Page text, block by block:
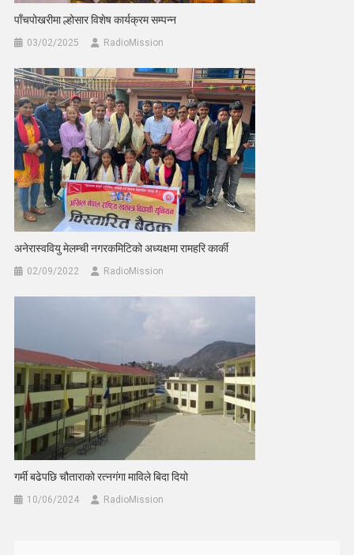
पाँचपोखरीमा ल्होसार विशेष कार्यक्रम सम्पन्न
03/02/2025 RadioMission
अनेरास्ववियु मेलम्ची नगरकमिटिको अध्यक्षमा रामहरि कार्की
02/09/2022 RadioMission
गर्मी बढेपछि चौताराको रत्नगंगा माविले बिदा दियो
10/06/2024 RadioMission